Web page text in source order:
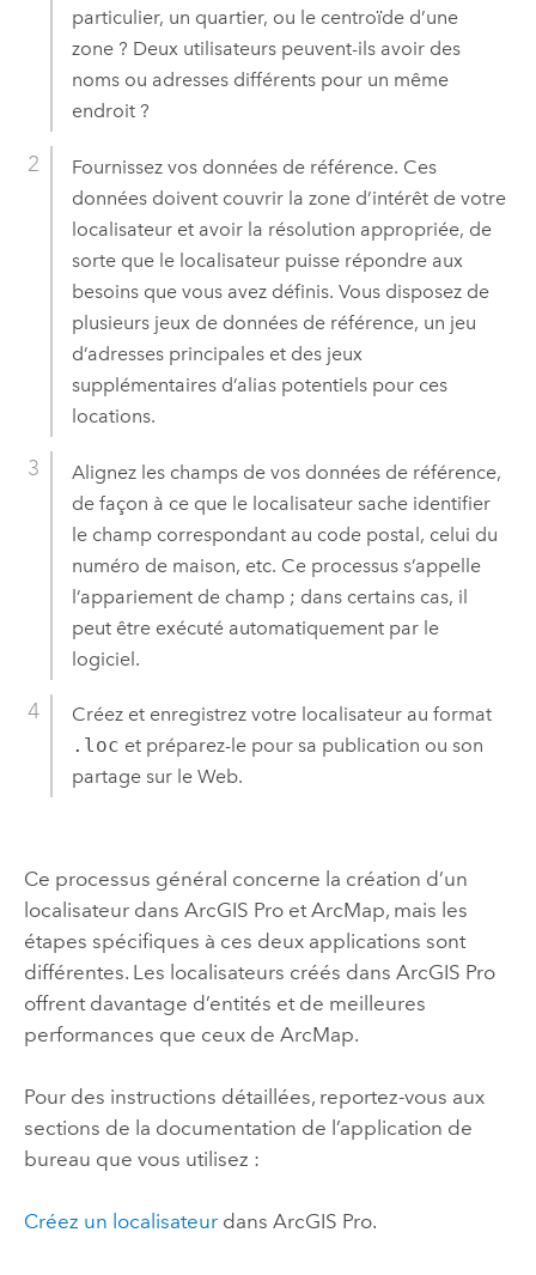
particulier, un quartier, ou le centroïde d’une
zone ? Deux utilisateurs peuvent-ils avoir des
noms ou adresses différents pour un même
endroit ?
Fournissez vos données de référence. Ces
données doivent couvrir la zone d’intérêt de votre
localisateur et avoir la résolution appropriée, de
sorte que le localisateur puisse répondre aux
besoins que vous avez définis. Vous disposez de
plusieurs jeux de données de référence, un jeu
d’adresses principales et des jeux
supplémentaires d’alias potentiels pour ces
locations.
Alignez les champs de vos données de référence,
de façon à ce que le localisateur sache identifier
le champ correspondant au code postal, celui du
numéro de maison, etc. Ce processus s’appelle
l’appariement de champ ; dans certains cas, il
peut être exécuté automatiquement par le
logiciel.
Créez et enregistrez votre localisateur au format
.loc et préparez-le pour sa publication ou son
partage sur le Web.
Ce processus général concerne la création d’un
localisateur dans ArcGIS Proet ArcMap, mais les
étapes spécifiques à ces deux applications sont
différentes. Les localisateurs créés dans ArcGIS Pro
offrent davantage d’entités et de meilleures
performances que ceux de ArcMap.
Pour des instructions détaillées, reportez-vous aux
sections de la documentation de l’application de
bureau que vous utilisez :
Créez un localisateurdans ArcGIS Pro.